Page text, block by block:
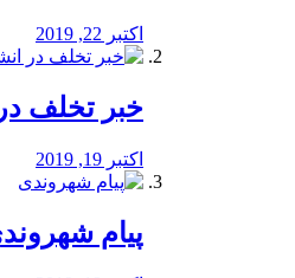
اکتبر 22, 2019
خبر تخلف
اکتبر 19, 2019
پیام